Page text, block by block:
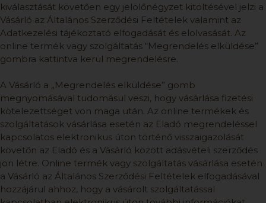
kiválasztását követően egy jelölőnégyzet kitöltésével jelzi a
Vásárló az Általános Szerződési Feltételek valamint az
Adatkezelési tájékoztató elfogadását és elolvasását. Az
online termék vagy szolgáltatás “Megrendelés elküldése”
gombra kattintva kerül megrendelésre.
A Vásárló a „Megrendelés elküldése” gomb
megnyomásával tudomásul veszi, hogy vásárlása fizetési
kötelezettséget von maga után. Az online termékek és
szolgáltatások vásárlása esetén az Eladó megrendeléssel
kapcsolatos elektronikus úton történő visszaigazolását
követőn az Eladó és a Vásárló között adásvételi szerződés
jön létre. Online termék vagy szolgáltatás vásárlása esetén
a Vásárló az Általános Szerződési Feltételek elfogadásával
hozzájárul ahhoz, hogy a vásárolt szolgáltatással